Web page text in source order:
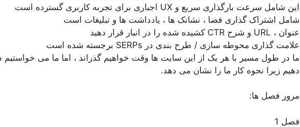
این شامل سرعت بارگذاری سریع و UX اجباری برای تجربه کاربری گسترده است
شامل اشتراک گذاری فضا ، نشانک ها ، یادداشت ها و تبلیغات است
عنوان ، URL و شرح CTR کشیده شده را در انبار قرار دهید
علامت گذاری محوطه سازی / طرح بندی در SERPs برجسته شده است
ما در طول مسیر با هر یک از این سایت ها وقت خواهیم گذراند ، اما ما می خواستیم در
دهیم زیرا نحوه کار ما را نشان می دهد.
مرور فصل ها:
فصل 1